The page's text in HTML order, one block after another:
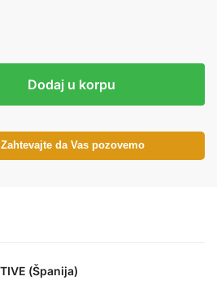
Dodaj u korpu
da Vas pozovemo
(Španija)